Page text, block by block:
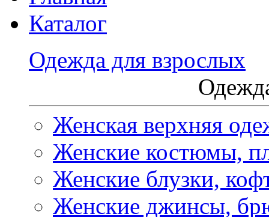
Каталог
Одежда для взрослых
Женская верхняя
Женские костюмы,
Женские блузки,
Женские джинсы,